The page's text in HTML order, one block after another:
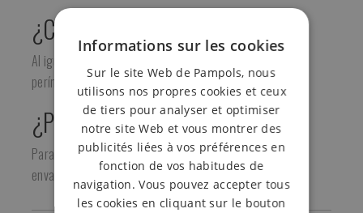
¿Cómo se utiliza?
Al igual que los fondos se colocan alrededor de todo el
perímetro interior de la caja de madera o plástico.
¿Para quién?
Para productores de frutas y verduras y empresas
envasadoras y comercializadoras de frutas y hortalizas.
Informations sur les cookies
Sur le site Web de Pampols, nous
utilisons nos propres cookies et ceux
de tiers pour analyser et optimiser
notre site Web et vous montrer des
publicités liées à vos préférences en
fonction de vos habitudes de
navigation. Vous pouvez accepter tous
les cookies en cliquant sur le bouton